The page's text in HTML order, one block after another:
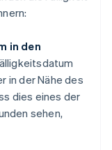
in den
in der Nähe des
dies eines der
sehen,